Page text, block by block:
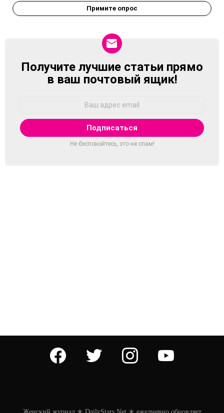
Примите опрос
NEWSLETTER
Получите лучшие статьи прямо
в ваш почтовый ящик!
Не беспокойтесь, это не спам!
facebook twitter instagram